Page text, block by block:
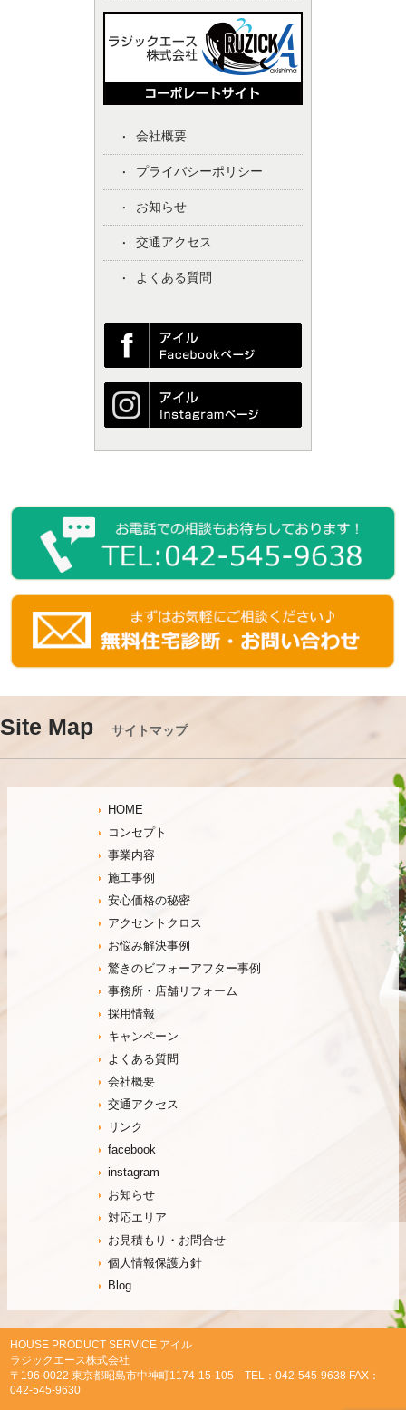
会社概要
プライバシーポリシー
お知らせ
交通アクセス
よくある質問
Site Map サイトマップ
HOME
コンセプト
事業内容
施工事例
安心価格の秘密
アクセントクロス
お悩み解決事例
驚きのビフォーアフター事例
事務所・店舗リフォーム
採用情報
キャンペーン
よくある質問
会社概要
交通アクセス
リンク
facebook
instagram
お知らせ
対応エリア
お見積もり・お問合せ
個人情報保護方針
Blog
HOUSE PRODUCT SERVICE アイル
ラジックエース株式会社
〒196-0022 東京都昭島市中神町1174-15-105 TEL：042-545-9638 FAX：
042-545-9630